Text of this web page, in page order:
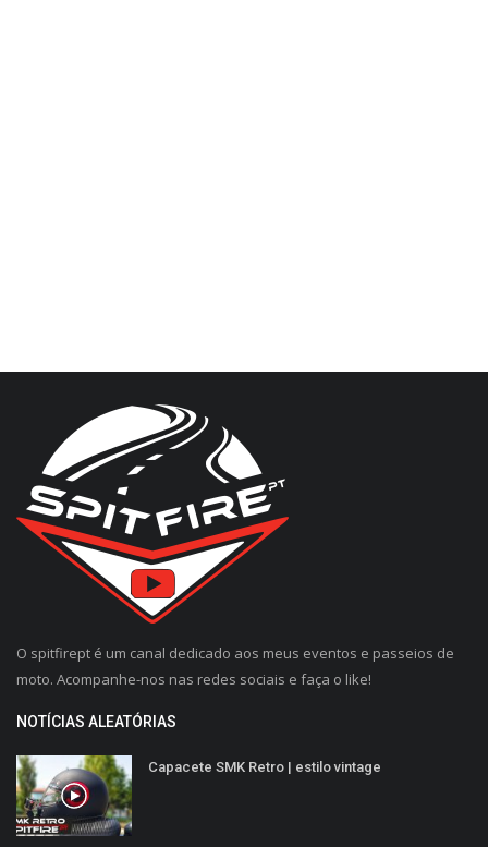
O spitfirept é um canal dedicado aos meus eventos e passeios de
moto. Acompanhe-nos nas redes sociais e faça o like!
NOTÍCIAS ALEATÓRIAS
Capacete SMK Retro | estilo vintage